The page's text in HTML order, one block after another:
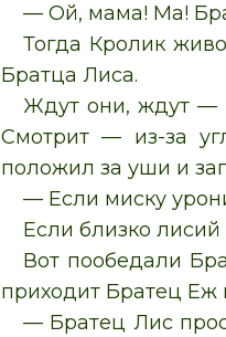
— Ой, мама! Ма!
Тогда Кролик
Братца Лиса.
Ждут они, ждут —
Смотрит — из-за
положил за уши и
— Если миску
Если близко лисий
Вот пообедали
приходит Братец Еж
— Братец Лис